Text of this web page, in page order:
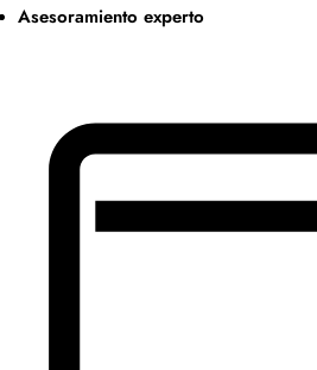
Asesoramiento experto